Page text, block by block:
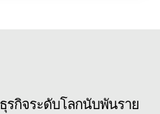
รกิจระดับโลกนับพันราย